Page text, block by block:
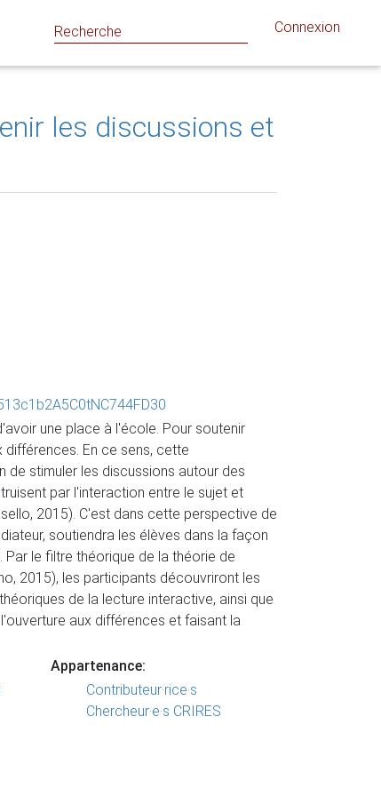
Connexion
les discussions et
une place à l'école. Pour soutenir
En ce sens, cette
de stimuler les discussions autour des
par l'interaction entre le sujet et
2015). C'est dans cette perspective de
soutiendra les élèves dans la façon
le filtre théorique de la théorie de
2015), les participants découvriront les
de la lecture interactive, ainsi que
aux différences et faisant la
Appartenance:
Contributeur·rice·s
Chercheur·e·s CRIRES